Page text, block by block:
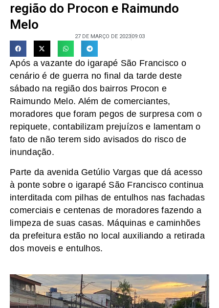
região do Procon e Raimundo
Melo
27 DE MARÇO DE 202309:03
Após a vazante do igarapé São Francisco o
cenário é de guerra no final da tarde deste
sábado na região dos bairros Procon e
Raimundo Melo. Além de comerciantes,
moradores que foram pegos de surpresa com o
repiquete, contabilizam prejuízos e lamentam o
fato de não terem sido avisados do risco de
inundação.
Parte da avenida Getúlio Vargas que dá acesso
à ponte sobre o igarapé São Francisco continua
interditada com pilhas de entulhos nas fachadas
comerciais e centenas de moradores fazendo a
limpeza de suas casas. Máquinas e caminhões
da prefeitura estão no local auxiliando a retirada
dos moveis e entulhos.